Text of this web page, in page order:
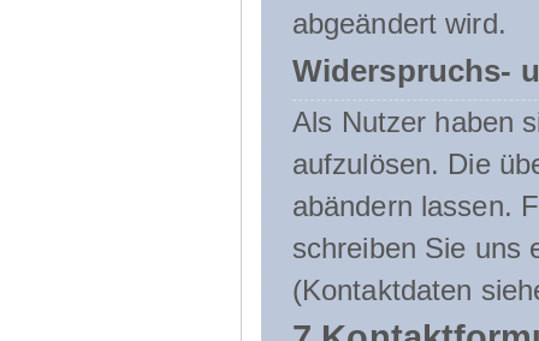
abgeändert wird.
Widerspruchs-
Als Nutzer haben
aufzulösen. Die
abändern lassen.
schreiben Sie uns
(Kontaktdaten